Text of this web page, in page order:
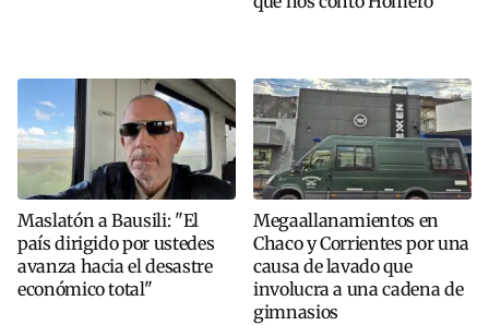
Maslatón a Bausili: "El
país dirigido por ustedes
avanza hacia el desastre
económico total"
Megaallanamientos en
Chaco y Corrientes por una
causa de lavado que
involucra a una cadena de
gimnasios